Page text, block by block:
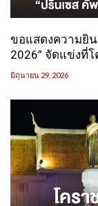
ขอแสดงความยิ
2026” จัดแข่งที่
มิถุนายน 29, 2026